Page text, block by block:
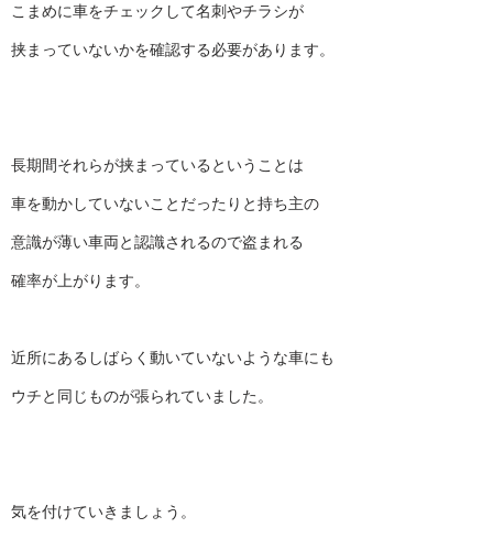
こまめに車をチェックして名刺やチラシが
挟まっていないかを確認する必要があります。
長期間それらが挟まっているということは
車を動かしていないことだったりと持ち主の
意識が薄い車両と認識されるので盗まれる
確率が上がります。
近所にあるしばらく動いていないような車にも
ウチと同じものが張られていました。
気を付けていきましょう。